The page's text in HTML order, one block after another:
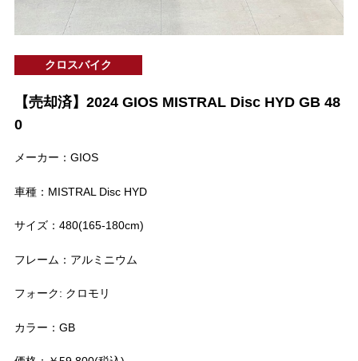
クロスバイク
【売却済】2024 GIOS MISTRAL Disc HYD GB 48
0
メーカー：GIOS
車種：MISTRAL Disc HYD
サイズ：480(165-180cm)
フレーム：アルミニウム
フォーク: クロモリ
カラー：GB